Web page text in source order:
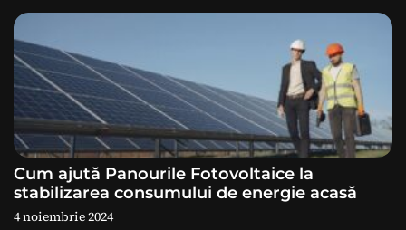
i
c
o
l
e
Cum ajută Panourile Fotovoltaice la
stabilizarea consumului de energie acasă
4 noiembrie 2024